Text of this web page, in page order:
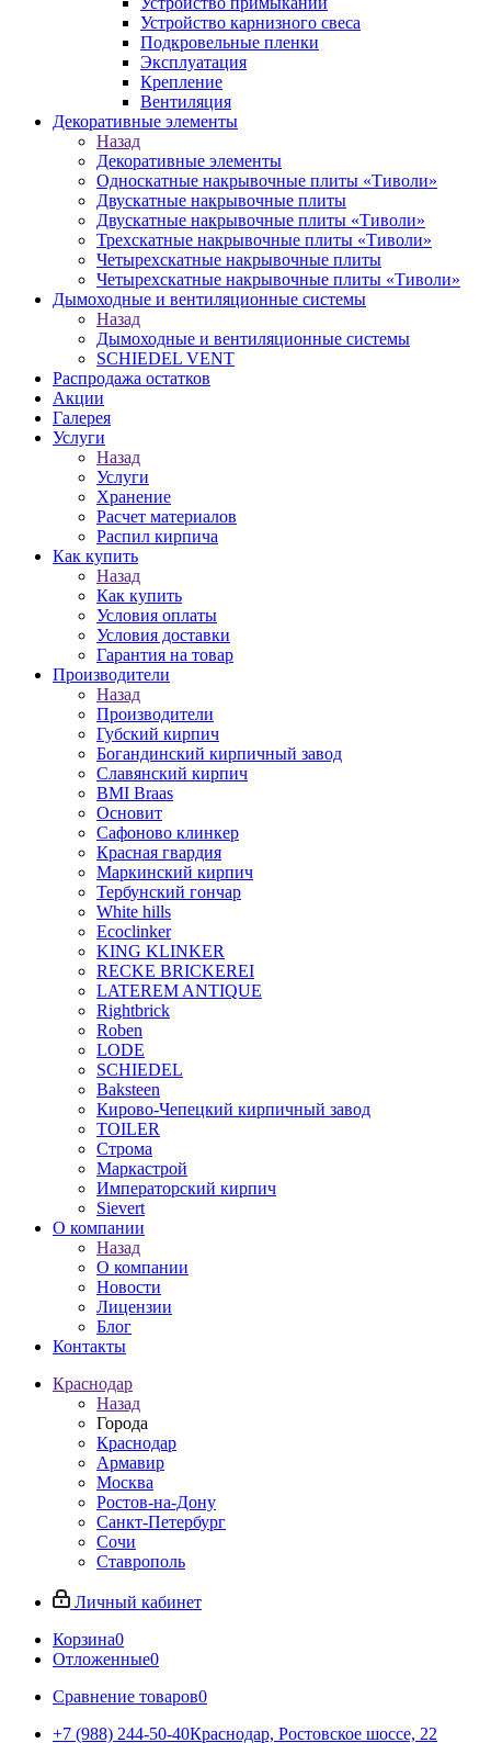
Устройство карнизного свеса
Подкровельные пленки
Эксплуатация
Крепление
Вентиляция
Декоративные элементы
Назад
Декоративные элементы
Односкатные накрывочные плиты «Тиволи»
Двускатные накрывочные плиты
Двускатные накрывочные плиты «Тиволи»
Трехскатные накрывочные плиты «Тиволи»
Четырехскатные накрывочные плиты
Четырехскатные накрывочные плиты «Тиволи»
Дымоходные и вентиляционные системы
Назад
Дымоходные и вентиляционные системы
SCHIEDEL VENT
Распродажа остатков
Акции
Галерея
Услуги
Назад
Услуги
Хранение
Расчет материалов
Распил кирпича
Как купить
Назад
Как купить
Условия оплаты
Условия доставки
Гарантия на товар
Производители
Назад
Производители
Губский кирпич
Богандинский кирпичный завод
Славянский кирпич
BMI Braas
Основит
Сафоново клинкер
Красная гвардия
Маркинский кирпич
Тербунский гончар
White hills
Ecoclinker
KING KLINKER
RECKE BRICKEREI
LATEREM ANTIQUE
Rightbrick
Roben
LODE
SCHIEDEL
Baksteen
Кирово-Чепецкий кирпичный завод
TOILER
Строма
Маркастрой
Императорский кирпич
Sievert
О компании
Назад
О компании
Новости
Лицензии
Блог
Контакты
Краснодар
Назад
Города
Краснодар
Армавир
Москва
Ростов-на-Дону
Санкт-Петербург
Сочи
Ставрополь
Личный кабинет
Корзина0
Отложенные0
Сравнение товаров0
+7 (988) 244-50-40Краснодар, Ростовское шоссе, 22